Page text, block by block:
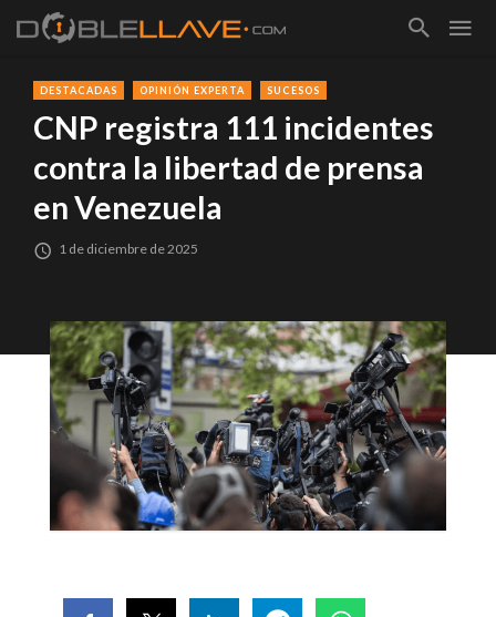
DESTACADAS OPINIÓN EXPERTA SUCESOS
CNP registra 111 incidentes
contra la libertad de prensa
en Venezuela
1 de diciembre de 2025